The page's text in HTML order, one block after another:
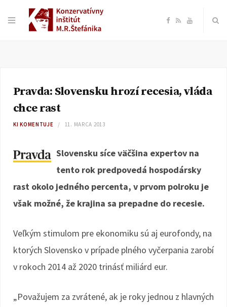
F
e
o
R Y
T
e
Pravda: Slovensku hrozí recesia, vláda
chce rast
KI KOMENTUJE 11. MARCA 2013
Slovensku síce väčšina expertov na
tento rok predpovedá hospodársky
rast okolo jedného percenta, v prvom polroku je
však možné, že krajina sa prepadne do recesie.
Veľkým stimulom pre ekonomiku sú aj eurofondy, na
ktorých Slovensko v prípade plného vyčerpania zarobí
v rokoch 2014 až 2020 trinásť miliárd eur.
„Považujem za zvrátené, ak je roky jednou z hlavných